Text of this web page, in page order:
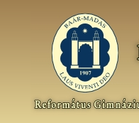
Baár–
Madas
Református
Gimnázium,
Általános